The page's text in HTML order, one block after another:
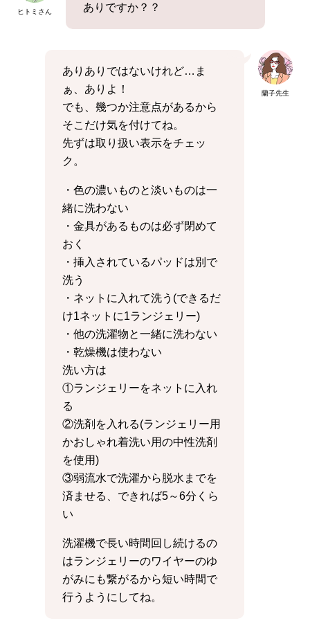
ヒトミさん
ありですか？？
蘭子先生
ありありではないけれど…ま
ぁ、ありよ！
でも、幾つか注意点があるから
そこだけ気を付けてね。
先ずは取り扱い表示をチェッ
ク。
・色の濃いものと淡いものは一
緒に洗わない
・金具があるものは必ず閉めて
おく
・挿入されているパッドは別で
洗う
・ネットに入れて洗う(できるだ
け1ネットに1ランジェリー)
・他の洗濯物と一緒に洗わない
・乾燥機は使わない
洗い方は
①ランジェリーをネットに入れ
る
②洗剤を入れる(ランジェリー用
かおしゃれ着洗い用の中性洗剤
を使用)
③弱流水で洗濯から脱水までを
済ませる、できれば5～6分くら
い
洗濯機で長い時間回し続けるの
はランジェリーのワイヤーのゆ
がみにも繋がるから短い時間で
行うようにしてね。